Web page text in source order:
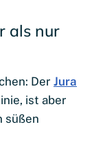
als nur
Der Jura
ist aber
süßen